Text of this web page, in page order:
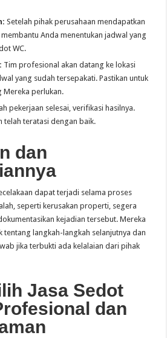
Setelah pihak perusahaan mendapatkan
Anda menentukan jadwal yang
WC.
Tim profesional akan datang ke lokasi
yang sudah tersepakati. Pastikan untuk
Mereka perlukan.
pekerjaan selesai, verifikasi hasilnya.
telah teratasi dengan baik.
dan
dapat terjadi selama proses
seperti kerusakan properti, segera
kejadian tersebut. Mereka
tentang langkah-langkah selanjutnya dan
jika terbukti ada kelalaian dari pihak
Jasa Sedot
dan